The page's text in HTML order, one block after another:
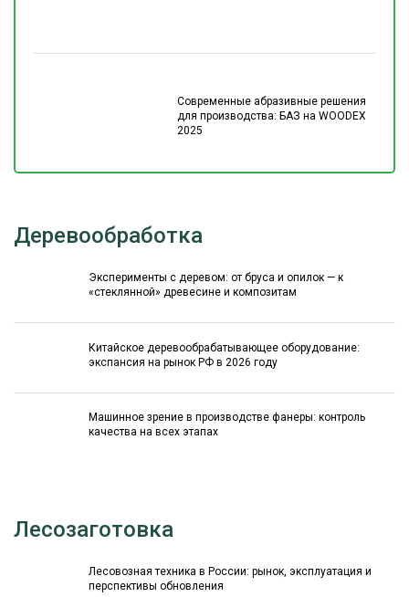
Современные абразивные решения
для производства: БАЗ на WOODEX
2025
Деревообработка
Эксперименты с деревом: от бруса и опилок — к
«стеклянной» древесине и композитам
Китайское деревообрабатывающее оборудование:
экспансия на рынок РФ в 2026 году
Машинное зрение в производстве фанеры: контроль
качества на всех этапах
Лесозаготовка
Лесовозная техника в России: рынок, эксплуатация и
перспективы обновления